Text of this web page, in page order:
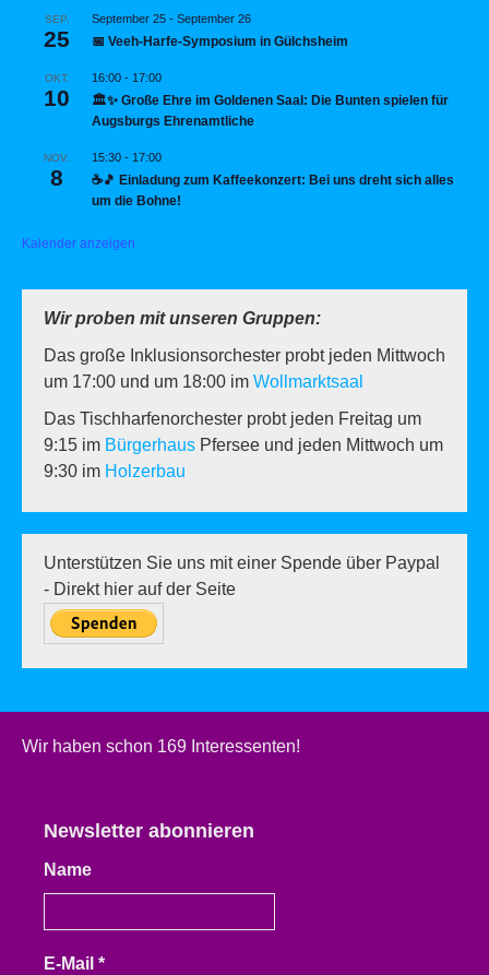
SEP.
25
September 25 - September 26
📅 Veeh-Harfe-Symposium in Gülchsheim
OKT.
10
16:00 - 17:00
🏛️✨ Große Ehre im Goldenen Saal: Die Bunten spielen für
Augsburgs Ehrenamtliche
NOV.
8
15:30 - 17:00
☕🎵 Einladung zum Kaffeekonzert: Bei uns dreht sich alles
um die Bohne!
Kalender anzeigen
Wir proben mit unseren Gruppen:
Das große Inklusionsorchester probt jeden Mittwoch
um 17:00 und um 18:00 im Wollmarktsaal
Das Tischharfenorchester probt jeden Freitag um
9:15 im Bürgerhaus Pfersee und jeden Mittwoch um
9:30 im Holzerbau
Unterstützen Sie uns mit einer Spende über Paypal
- Direkt hier auf der Seite
Wir haben schon 169 Interessenten!
Newsletter abonnieren
Name
E-Mail *